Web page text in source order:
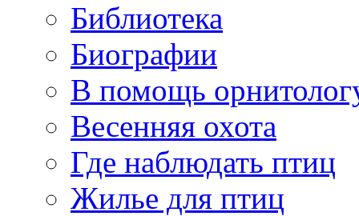
Библиотека
Биографии
В помощь
Весенняя охота
Где наблюдать птиц
Жилье для птиц